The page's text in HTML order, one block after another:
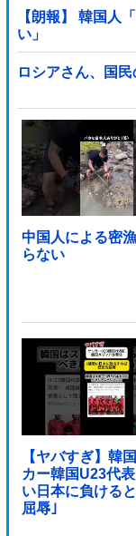
【朗報】 韓国人
い」
ロシアさん、国
中国人による密
らない
【ヤバすぎ】韓
カー韓国U23代
い日本に負ける
屈辱｣